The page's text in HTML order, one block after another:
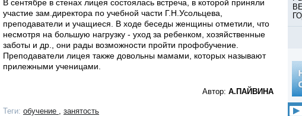
В сентябре в стенах лицея состоялась встреча, в которой приняли
участие зам.директора по учебной части Г.Н.Усольцева,
преподаватели и учащиеся. В ходе беседы женщины отметили, что
несмотря на большую нагрузку - уход за ребенком, хозяйственные
заботы и др., они рады возможности пройти профобучение.
Преподаватели лицея также довольны мамами, которых называют
прилежными ученицами.
Автор: А.ПАЙВИНА
Теги: обучение , занятость